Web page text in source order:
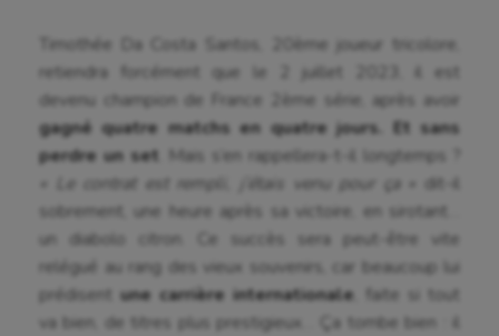
Timothée Da Costa Santos, 20ème joueur tricolore,
retiendra forcément que le 2 juillet 2023, il est
devenu champion de France 2ème série, après avoir
gagné quatre matchs en quatre jours. Et sans
perdre un set . Mais s’en rappellera-t-il longtemps ?
« Le contrat est rempli, j’étais venu pour ça »
dit-il
sobrement, une heure après sa victoire, en sirotant…
un diabolo citron. Ce succès sera peut-être vite
relégué au rang des vieux souvenirs, car beaucoup lui
prédisent une carrière internationale , faite si tout
va bien, de titres plus prestigieux… Ça tombe bien : il